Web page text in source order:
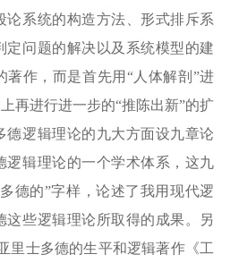
论系统的构造方法、形式排斥系
定问题的解决以及系统模型的建
著作，而是首先用 “人体解剖 ”进
再进行进一步的“推陈出新”的扩
德逻辑理论的九大方面设九章论
逻辑理论的一个学术体系，这九
德的”字样，论述了我用现代逻
这些逻辑理论所取得的成果。另
里士多德的生平和逻辑著作《工